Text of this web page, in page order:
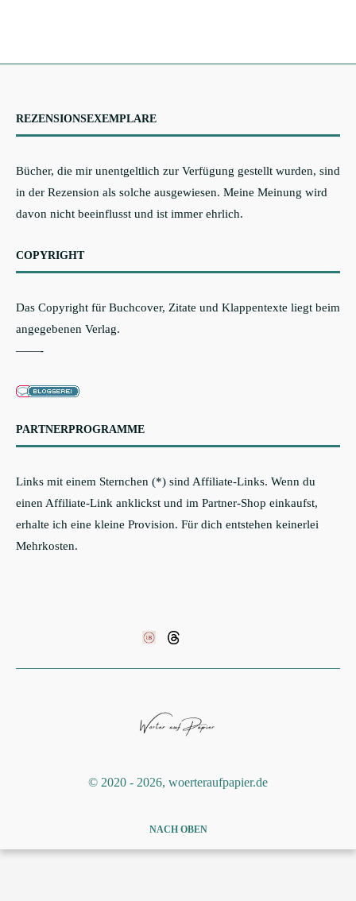
REZENSIONSEXEMPLARE
Bücher, die mir unentgeltlich zur Verfügung gestellt wurden, sind
in der Rezension als solche ausgewiesen. Meine Meinung wird
davon nicht beeinflusst und ist immer ehrlich.
COPYRIGHT
Das Copyright für Buchcover, Zitate und Klappentexte liegt beim
angegebenen Verlag.
——-
PARTNERPROGRAMME
Links mit einem Sternchen (*) sind Affiliate-Links. Wenn du
einen Affiliate-Link anklickst und im Partner-Shop einkaufst,
erhalte ich eine kleine Provision. Für dich entstehen keinerlei
Mehrkosten.
©️ 2020 - 2026, woerteraufpapier.de
NACH OBEN